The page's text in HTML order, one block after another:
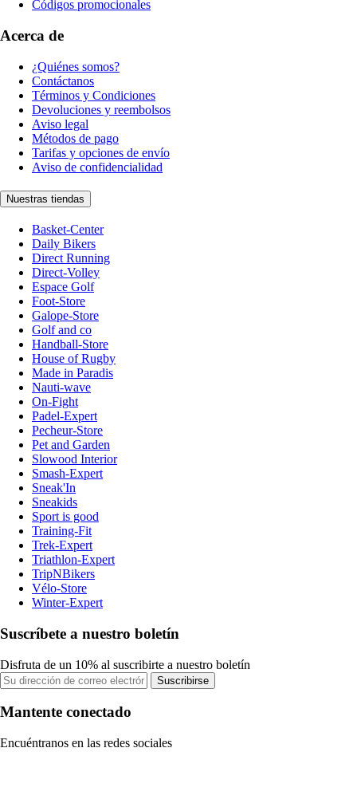
Códigos promocionales
Acerca de
¿Quiénes somos?
Contáctanos
Términos y Condiciones
Devoluciones y reembolsos
Aviso legal
Métodos de pago
Tarifas y opciones de envío
Aviso de confidencialidad
Nuestras tiendas
Basket-Center
Daily Bikers
Direct Running
Direct-Volley
Espace Golf
Foot-Store
Galope-Store
Golf and co
Handball-Store
House of Rugby
Made in Paradis
Nauti-wave
On-Fight
Padel-Expert
Pecheur-Store
Pet and Garden
Slowood Interior
Smash-Expert
Sneak'In
Sneakids
Sport is good
Training-Fit
Trek-Expert
Triathlon-Expert
TripNBikers
Vélo-Store
Winter-Expert
Suscríbete a nuestro boletín
Disfruta de un 10% al suscribirte a nuestro boletín
Suscribirse
Mantente conectado
Encuéntranos en las redes sociales